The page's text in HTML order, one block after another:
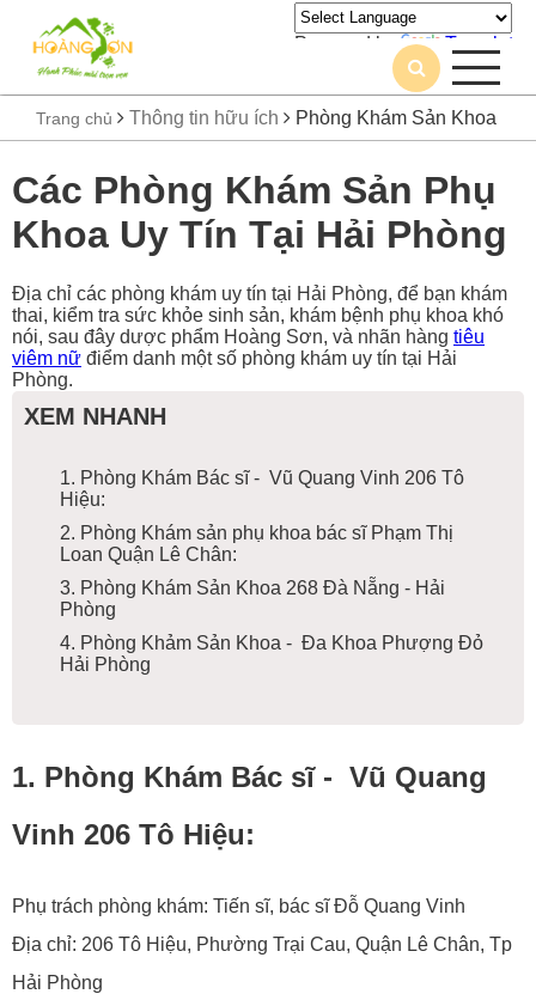
Powered by Translate
Trang chủ Thông tin hữu ích Phòng Khám Sản Khoa
Các Phòng Khám Sản Phụ
Khoa Uy Tín Tại Hải Phòng
Địa chỉ các phòng khám uy tín tại Hải Phòng, để bạn khám
thai, kiểm tra sức khỏe sinh sản, khám bệnh phụ khoa khó
nói, sau đây dược phẩm Hoàng Sơn, và nhãn hàng tiêu
viêm nữ điểm danh một số phòng khám uy tín tại Hải
Phòng.
XEM NHANH
1. Phòng Khám Bác sĩ - Vũ Quang Vinh 206 Tô
Hiệu:
2. Phòng Khám sản phụ khoa bác sĩ Phạm Thị
Loan Quận Lê Chân:
3. Phòng Khám Sản Khoa 268 Đà Nẵng - Hải
Phòng
4. Phòng Khảm Sản Khoa - Đa Khoa Phượng Đỏ
Hải Phòng
1. Phòng Khám Bác sĩ - Vũ Quang
Vinh 206 Tô Hiệu:
Phụ trách phòng khám: Tiến sĩ, bác sĩ Đỗ Quang Vinh
Địa chỉ: 206 Tô Hiệu, Phường Trại Cau, Quận Lê Chân, Tp
Hải Phòng